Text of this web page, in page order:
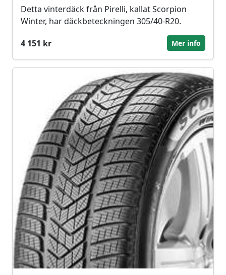
Detta vinterdäck från Pirelli, kallat Scorpion
Winter, har däckbeteckningen 305/40-R20.
4 151 kr
Mer info